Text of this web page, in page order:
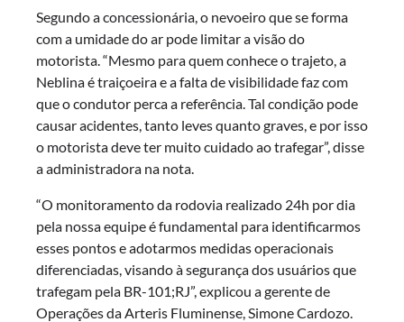
Segundo a concessionária, o nevoeiro que se forma
com a umidade do ar pode limitar a visão do
motorista. “Mesmo para quem conhece o trajeto, a
Neblina é traiçoeira e a falta de visibilidade faz com
que o condutor perca a referência. Tal condição pode
causar acidentes, tanto leves quanto graves, e por isso
o motorista deve ter muito cuidado ao trafegar”, disse
a administradora na nota.
“O monitoramento da rodovia realizado 24h por dia
pela nossa equipe é fundamental para identificarmos
esses pontos e adotarmos medidas operacionais
diferenciadas, visando à segurança dos usuários que
trafegam pela BR-101;RJ”, explicou a gerente de
Operações da Arteris Fluminense, Simone Cardozo.